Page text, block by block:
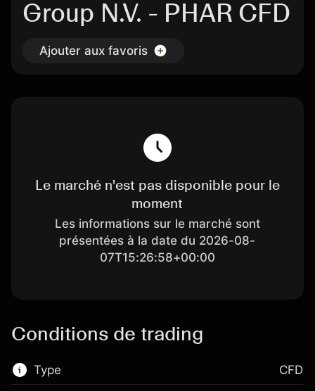
Group N.V. - PHAR CFD
Ajouter aux favoris
Le marché n'est pas disponible pour le
moment
Les informations sur le marché sont
présentées à la date du 2026-08-
07T15:26:58+00:00
Conditions de trading
Type CFD